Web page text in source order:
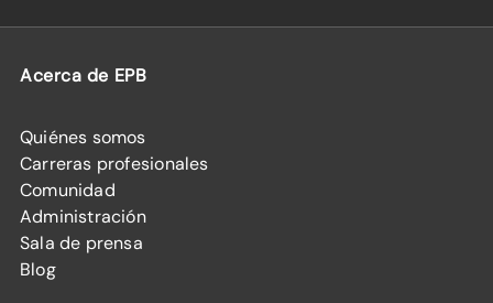
Acerca de EPB
Quiénes somos
Carreras profesionales
Comunidad
Administración
Sala de prensa
Blog